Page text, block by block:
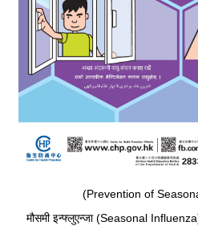
(Prevention of
मौसमी इन्फ्लुएन्जा (Seasonal